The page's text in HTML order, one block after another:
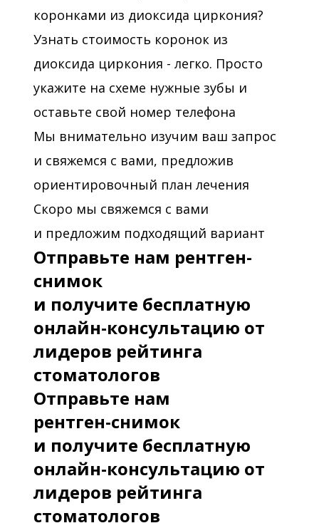
коронками из диоксида циркония?
Узнать стоимость коронок из
диоксида циркония - легко. Просто
укажите на схеме нужные зубы и
оставьте свой номер телефона
Мы внимательно изучим ваш запрос
и свяжемся с вами, предложив
ориентировочный план лечения
Скоро мы свяжемся с вами
и предложим подходящий вариант
Отправьте нам рентген-
снимок
и получите бесплатную
онлайн-консультацию от
лидеров рейтинга
стоматологов
Отправьте нам
рентген-снимок
и получите бесплатную
онлайн-консультацию от
лидеров рейтинга
стоматологов